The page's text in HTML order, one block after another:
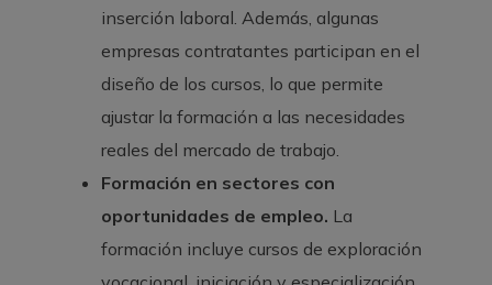
inserción laboral. Además, algunas
empresas contratantes participan en el
diseño de los cursos, lo que permite
ajustar la formación a las necesidades
reales del mercado de trabajo.
Formación en sectores con
oportunidades de empleo. La
formación incluye cursos de exploración